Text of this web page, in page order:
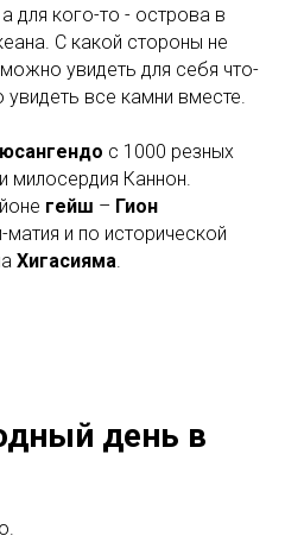
для кого-то - острова в
С какой стороны не
увидеть для себя что-
все камни вместе.
с 1000 резных
милосердия Каннон.
гейш – Гион
и по исторической
Хигасияма.
день в